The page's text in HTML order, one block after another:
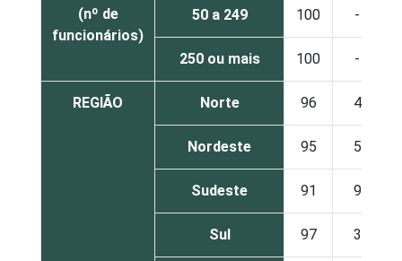
(nº de
funcionários)
50 a 249 100 -
250 ou mais 100 -
REGIÃO Norte 96 4
Nordeste 95 5
Sudeste 91 9
Sul 97 3